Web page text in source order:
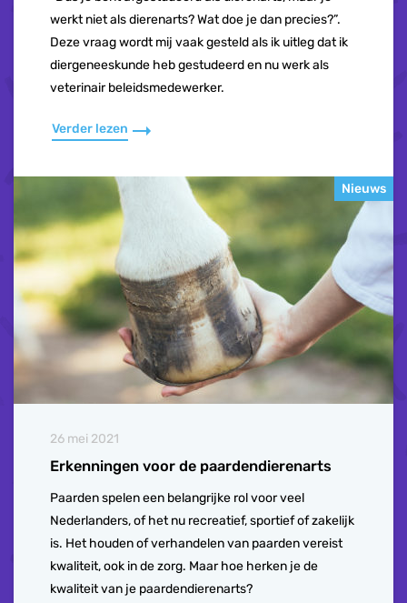
werkt niet als dierenarts? Wat doe je dan precies?”.
Deze vraag wordt mij vaak gesteld als ik uitleg dat ik
diergeneeskunde heb gestudeerd en nu werk als
veterinair beleidsmedewerker.
Verder lezen
Nieuws
26 mei 2021
Erkenningen voor de paardendierenarts
Paarden spelen een belangrijke rol voor veel
Nederlanders, of het nu recreatief, sportief of zakelijk
is. Het houden of verhandelen van paarden vereist
kwaliteit, ook in de zorg. Maar hoe herken je de
kwaliteit van je paardendierenarts?